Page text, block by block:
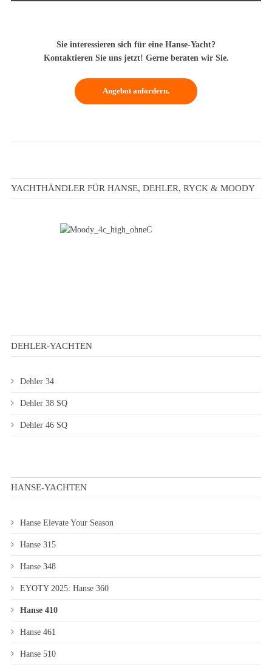
Sie interessieren sich für eine Hanse-Yacht?
Kontaktieren Sie uns jetzt! Gerne beraten wir Sie.
Angebot anfordern.
YACHTHÄNDLER FÜR HANSE, DEHLER, RYCK & MOODY
DEHLER-YACHTEN
Dehler 34
Dehler 38 SQ
Dehler 46 SQ
HANSE-YACHTEN
Hanse Elevate Your Season
Hanse 315
Hanse 348
EYOTY 2025: Hanse 360
Hanse 410
Hanse 461
Hanse 510